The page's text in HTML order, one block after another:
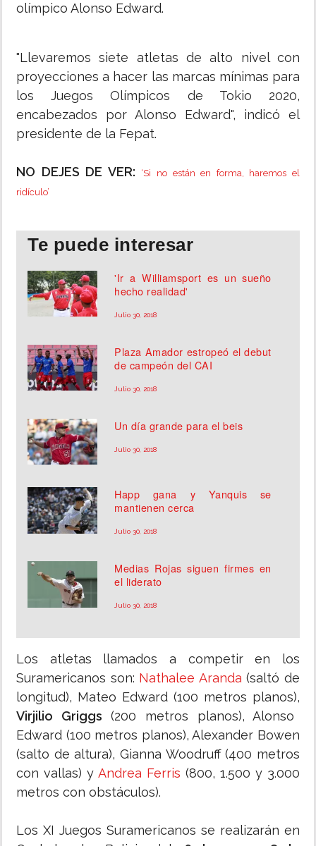
olímpico Alonso Edward.
"Llevaremos siete atletas de alto nivel con
proyecciones a hacer las marcas mínimas para
los Juegos Olímpicos de Tokio 2020,
encabezados por Alonso Edward", indicó el
presidente de la Fepat.
NO DEJES DE VER:
‘Si no están en forma, haremos el
ridículo’
Te puede interesar
'Ir a Williamsport es un sueño
hecho realidad'
Julio 30, 2018
Plaza Amador estropeó el debut
de campeón del CAI
Julio 30, 2018
Un día grande para el beis
Julio 30, 2018
Happ gana y Yanquis se
mantienen cerca
Julio 30, 2018
Medias Rojas siguen firmes en
el liderato
Julio 30, 2018
Los atletas llamados a competir en los
Suramericanos son: Nathalee Aranda(saltó de
longitud), Mateo Edward (100 metros planos),
Virjilio Griggs (200 metros planos), Alonso
Edward (100 metros planos), Alexander Bowen
(salto de altura), Gianna Woodruff (400 metros
con vallas) y Andrea Ferris (800, 1.500 y 3.000
metros con obstáculos).
Los XI Juegos Suramericanos se realizarán en